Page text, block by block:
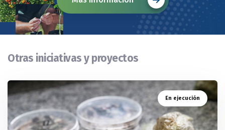
Otras iniciativas y proyectos
En ejecución